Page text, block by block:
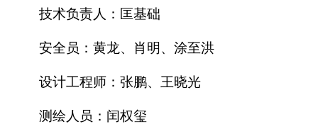
技术负责人：匡基础
安全员：黄龙、肖明、涂至洪
设计工程师：张鹏、王晓光
测绘人员：闰权玺